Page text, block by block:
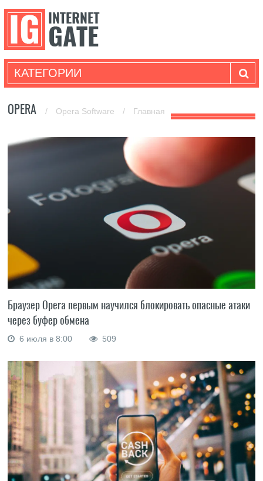
КАТЕГОРИИ
OPERA / Opera Software / Главная
Браузер Opera первым научился блокировать опасные атаки
через буфер обмена
6 июля в 8:00 509